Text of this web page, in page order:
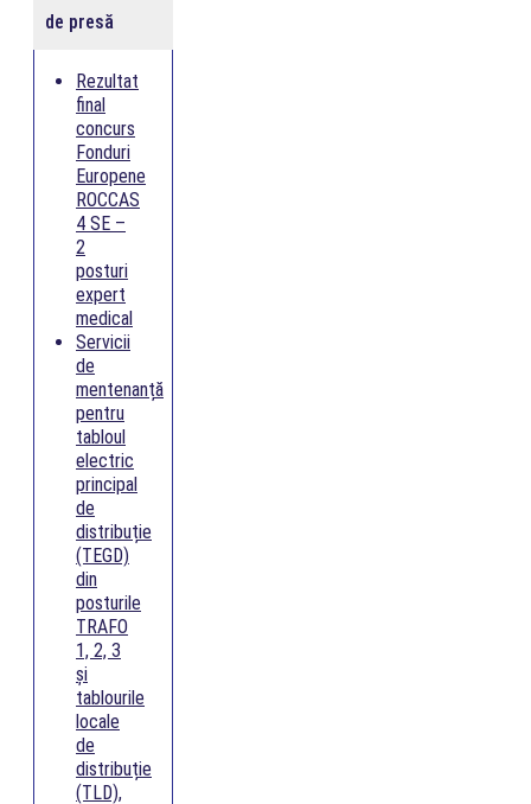
de presă
Rezultat
final
concurs
Fonduri
Europene
ROCCAS
4 SE –
2
posturi
expert
medical
Servicii
de
mentenanță
pentru
tabloul
electric
principal
de
distribuție
(TEGD)
din
posturile
TRAFO
1, 2, 3
și
tablourile
locale
de
distribuție
(TLD),